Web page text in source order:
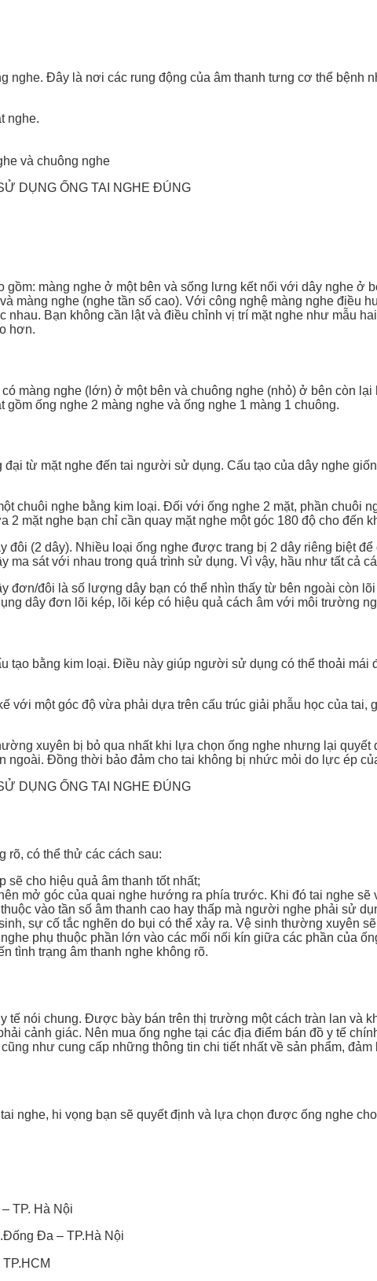
nghe. Đây là nơi các rung động của âm thanh tưng cơ thể
nghe.
và chuông nghe
gồm: màng nghe ở một bên và sống lưng kết nối với dây nghe ở
màng nghe (nghe tần số cao). Với công nghệ màng nghe điều
Bạn không cần lật và điều chỉnh vị trí mặt nghe như mẫu
hơn.
màng nghe (lớn) ở một bên và chuông nghe (nhỏ) ở bên còn
ống nghe 2 màng nghe và ống nghe 1 màng 1 chuông.
đại từ mặt nghe đến tai người sử dụng. Cấu tạo của dây nghe
chuôi nghe bằng kim loại. Đối với ống nghe 2 mặt, phần chuôi
mặt nghe bạn chỉ cần quay mặt nghe một góc 180 độ cho đến
(2 dây). Nhiều loại ống nghe được trang bị 2 dây riêng biệt
ma sát với nhau trong quá trình sử dụng. Vì vậy, hầu như tất cả
đơn/đôi là số lượng dây bạn có thể nhìn thấy từ bên ngoài còn
dây đơn lõi kép, lõi kép có hiệu quả cách âm với môi trường
tạo bằng kim loại. Điều này giúp người sử dụng có thể thoải
với một góc độ vừa phải dựa trên cấu trúc giải phẫu học của tai,
xuyên bị bỏ qua nhất khi lựa chọn ống nghe nhưng lại
Đồng thời bảo đảm cho tai không bị nhức mỏi do lực ép
rõ, có thể thử các cách sau:
cho hiệu quả âm thanh tốt nhất;
mở góc của quai nghe hướng ra phía trước. Khi đó tai nghe
vào tần số âm thanh cao hay thấp mà người nghe phải sử
sự cố tắc nghẽn do bụi có thể xảy ra. Vệ sinh thường xuyên
phụ thuộc phần lớn vào các mối nối kín giữa các phần của
tình trạng âm thanh nghe không rõ.
tế nói chung. Được bày bán trên thị trường một cách tràn lan
cảnh giác. Nên mua ống nghe tại các địa điểm bán đồ y tế
như cung cấp những thông tin chi tiết nhất về sản phẩm,
nghe, hi vọng bạn sẽ quyết định và lựa chọn được ống nghe
TP. Hà Nội
Đa – TP.Hà Nội